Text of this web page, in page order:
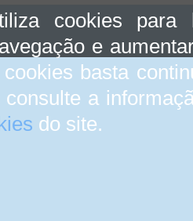
cookies para
e
basta
consulte a
do site.